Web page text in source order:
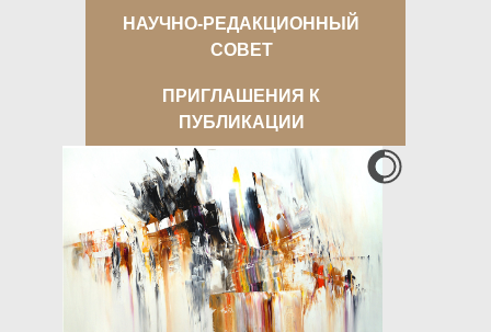
НАУЧНО-РЕДАКЦИОННЫЙ
СОВЕТ
ПРИГЛАШЕНИЯ К
ПУБЛИКАЦИИ